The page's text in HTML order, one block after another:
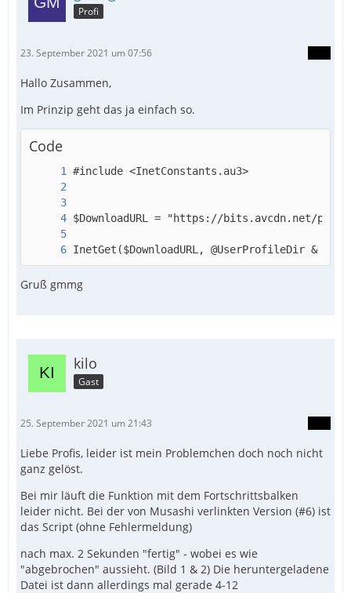
Profi
23. September 2021 um 07:56
Hallo Zusammen,
Im Prinzip geht das ja einfach so.
Code
InetGet($DownloadURL, @UserProfileDir &
Gruß gmmg
kilo
Gast
25. September 2021 um 21:43
Liebe Profis, leider ist mein Problemchen doch noch nicht
ganz gelöst.
Bei mir läuft die Funktion mit dem Fortschrittsbalken
leider nicht. Bei der von Musashi verlinkten Version (#6) ist
das Script (ohne Fehlermeldung)
nach max. 2 Sekunden "fertig" - wobei es wie
"abgebrochen" aussieht. (Bild 1 & 2) Die heruntergeladene
Datei ist dann allerdings mal gerade 4-12